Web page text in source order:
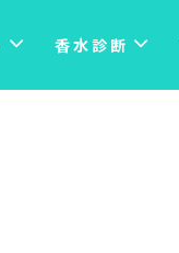
香水診断